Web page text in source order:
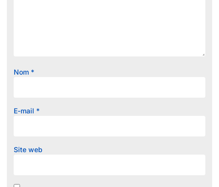
Nom *
E-mail *
Site web